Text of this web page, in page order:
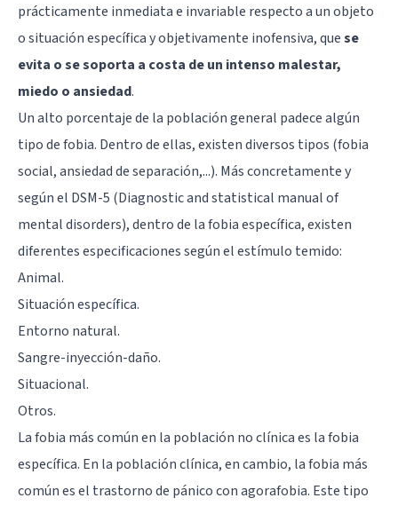
prácticamente inmediata e invariable respecto a un objeto
o situación específica y objetivamente inofensiva, quese
evita o se soporta a costa de un intenso malestar,
miedo o ansiedad.
Un alto porcentaje de la población general padece algún
tipo de fobia. Dentro de ellas, existen diversos tipos (fobia
social, ansiedad de separación,...). Más concretamente y
según el DSM-5 (Diagnostic and statistical manual of
mental disorders), dentro de la fobia específica, existen
diferentes especificaciones según el estímulo temido:
Animal.
Situación específica.
Entorno natural.
Sangre-inyección-daño.
Situacional.
Otros.
La fobia más común en la población no clínica es la fobia
específica. En la población clínica, en cambio, la fobia más
común es el trastorno de pánico conagorafobia. Este tipo